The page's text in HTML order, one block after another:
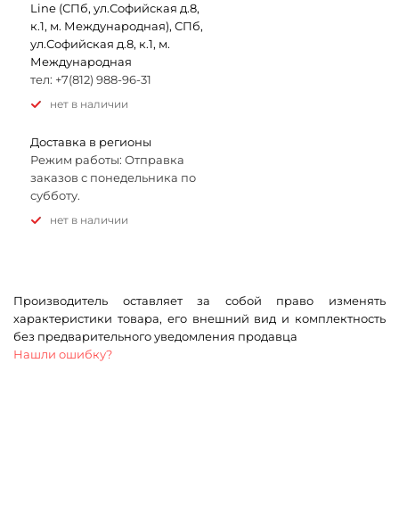
Line (СПб, ул.Софийская д.8,
к.1, м. Международная), СПб,
ул.Софийская д.8, к.1, м.
Международная
тел: +7(812) 988-96-31
Нет в наличии
Доставка в регионы
Режим работы: Отправка
заказов с понедельника по
субботу.
Нет в наличии
Производитель оставляет за собой право изменять
характеристики товара, его внешний вид и комплектность
без предварительного уведомления продавца
Нашли ошибку?